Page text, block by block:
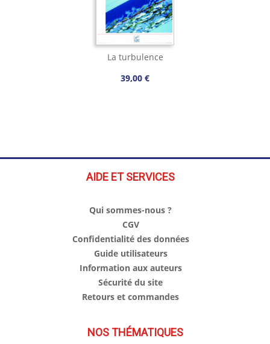
La turbulence
39,00 €
AIDE ET SERVICES
Qui sommes-nous ?
CGV
Confidentialité des données
Guide utilisateurs
Information aux auteurs
Sécurité du site
Retours et commandes
NOS THÉMATIQUES